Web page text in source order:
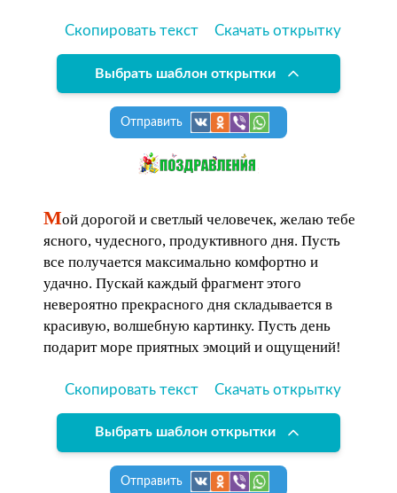
Скопировать текст Скачать открытку
Выбрать шаблон открытки
Отправить
Мой дорогой и светлый человечек, желаю тебе
ясного, чудесного, продуктивного дня. Пусть
все получается максимально комфортно и
удачно. Пускай каждый фрагмент этого
невероятно прекрасного дня складывается в
красивую, волшебную картинку. Пусть день
подарит море приятных эмоций и ощущений!
Скопировать текст Скачать открытку
Выбрать шаблон открытки
Отправить